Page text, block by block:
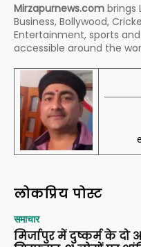
Mirzapurnews.com brings
Business, Bollywood,
Entertainment, sports
accessible around the
लोकप्रिय पोस्ट
समाचार
मिर्जापुर में दुष्कर्म के दो